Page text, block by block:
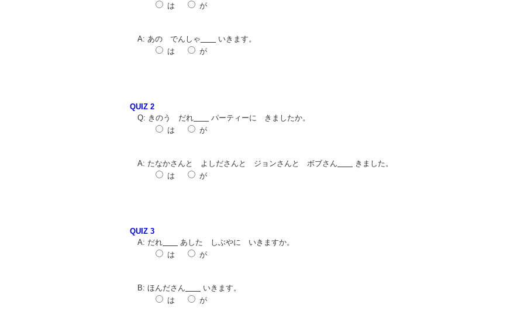
は
が
A: あの でんしゃ
いきます。
は
が
QUIZ 2
Q: きのう だれ
パーティーに きましたか。
は
が
A: たなかさんと よしださんと ジョンさんと ボブさん
きました。
は
が
QUIZ 3
A: だれ
あした しぶやに いきますか。
は
が
B: ほんださん
いきます。
は
が